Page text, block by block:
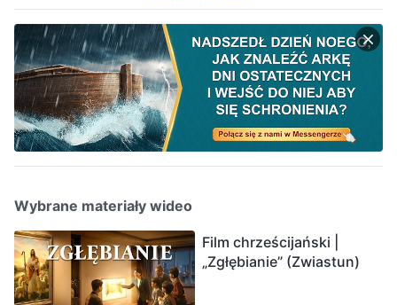
Wybrane materiały wideo
Film chrześcijański |
„Zgłębianie” (Zwiastun)